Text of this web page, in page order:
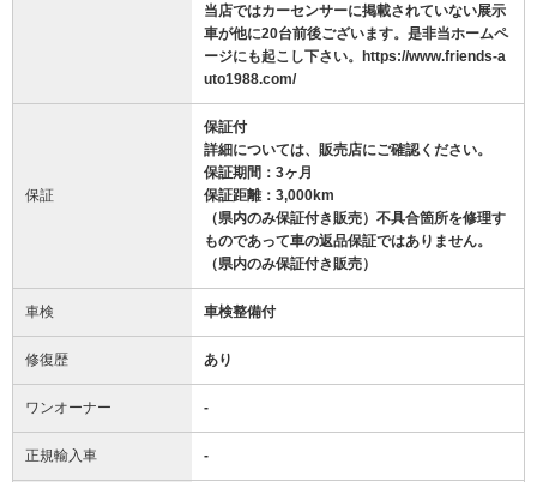
当店ではカーセンサーに掲載されていない展示
車が他に20台前後ございます。是非当ホームペ
ージにも起こし下さい。https://www.friends-a
uto1988.com/
保証
保証付
詳細については、販売店にご確認ください。
保証期間：3ヶ月
保証距離：3,000km
（県内のみ保証付き販売）不具合箇所を修理す
ものであって車の返品保証ではありません。
（県内のみ保証付き販売）
車検 車検整備付
修復歴 あり
ワンオーナー -
正規輸入車 -